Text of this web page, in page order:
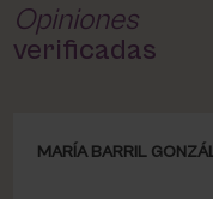
Opiniones
verificadas
MARÍA BARRIL